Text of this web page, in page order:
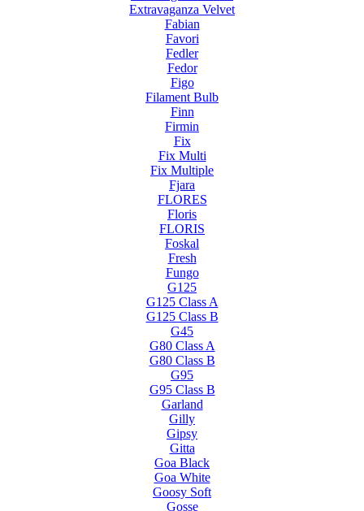
Extravaganza Velvet
Fabian
Favori
Fedler
Fedor
Figo
Filament Bulb
Finn
Firmin
Fix
Fix Multi
Fix Multiple
Fjara
FLORES
Floris
FLORIS
Foskal
Fresh
Fungo
G125
G125 Class A
G125 Class B
G45
G80 Class A
G80 Class B
G95
G95 Class B
Garland
Gilly
Gipsy
Gitta
Goa Black
Goa White
Goosy Soft
Gosse